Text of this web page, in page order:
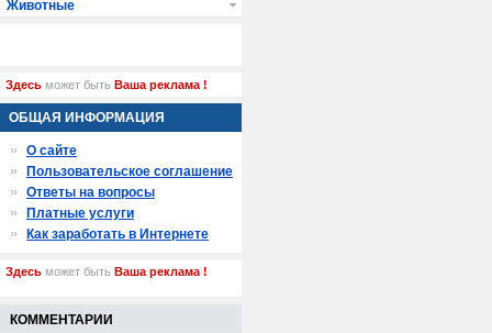
Животные
Здесь может быть Ваша реклама !
ОБЩАЯ ИНФОРМАЦИЯ
О сайте
Пользовательское соглашение
Ответы на вопросы
Платные услуги
Как заработать в Интернете
Здесь может быть Ваша реклама !
КОММЕНТАРИИ